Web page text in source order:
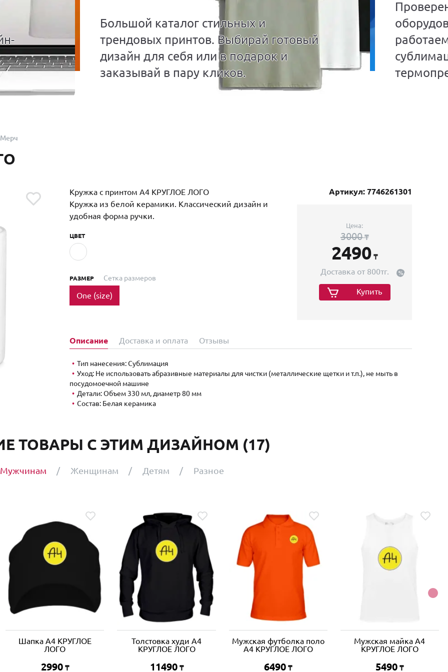
Большой каталог стильных и
трендовых принтов. Выбирай готовый
дизайн для себя или в подарок и
заказывай в пару кликов.
Мерч
Кружка с принтом A4 КРУГЛОЕ ЛОГО
Кружка из белой керамики. Классический дизайн и
удобная форма ручки.
ЦВЕТ
РАЗМЕР Сетка размеров
One (size)
Артикул: 7746261301
Цена:
3000₸
2490 ₸
Доставка от 800тг.
Купить
Описание Доставка и оплата Отзывы
Тип нанесения: Сублимация
Уход: Не использовать абразивные материалы для чистки (металлические щетки и т.п.), не мыть в
посудомоечной машине
Детали: Объем 330 мл, диаметр 80 мм
Состав: Белая керамика
ТОВАРЫ С ЭТИМ ДИЗАЙНОМ (17)
Мужчинам Женщинам Детям Разное
Шапка A4 КРУГЛОЕ
ЛОГО
2990 ₸
Толстовка худи A4
КРУГЛОЕ ЛОГО
11490 ₸
Мужская футболка поло
A4 КРУГЛОЕ ЛОГО
6490 ₸
Мужская майка A4
КРУГЛОЕ ЛОГО
5490 ₸